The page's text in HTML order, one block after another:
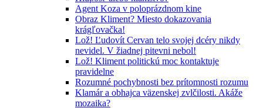
Agent Koza v poloprázdnom kine
Obraz Kliment? Miesto dokazovania
krágľovačka!
Lož! Ľudovít Cervan telo svojej dcéry nikdy
nevidel. V žiadnej pitevni nebol!
Lož! Kliment politickú moc kontaktuje
pravidelne
Rozumné pochybnosti bez prítomnosti rozumu
Klamár a obhajca väzenskej zvlčilosti. Akáže
mozaika?